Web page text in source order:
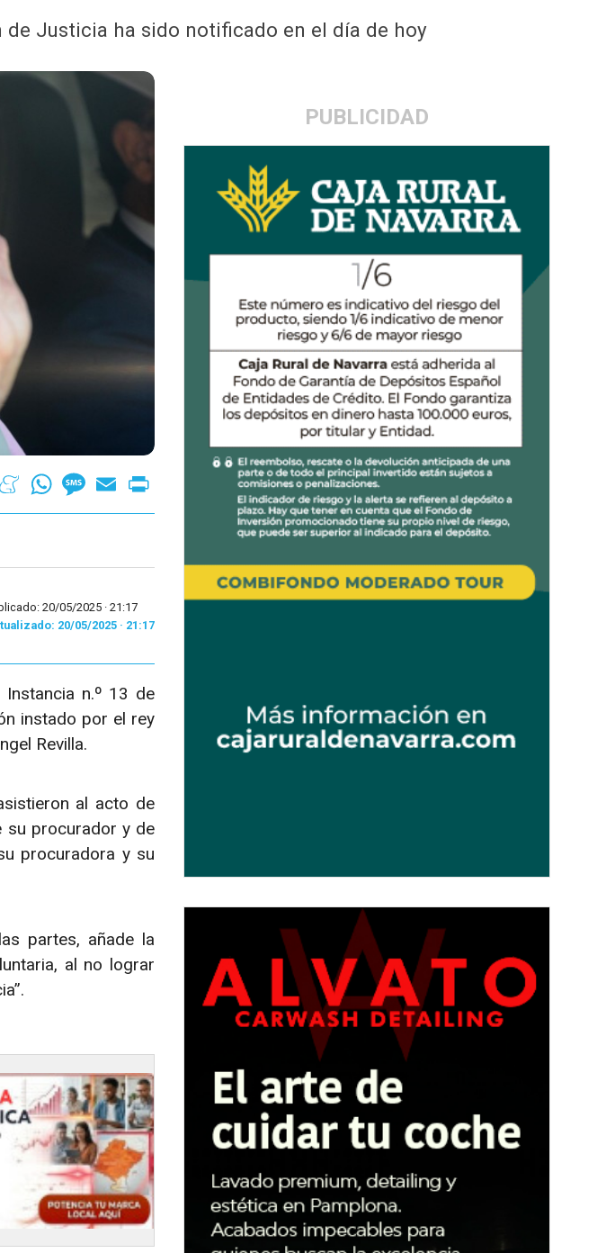
Justicia ha sido notificado en el día de hoy
PUBLICIDAD
LinkedInMeneameWhatsAppMessage
Email
20/05/2025 ·21:17
20/05/2025 · 21:17
n.º 13 de
instado por el rey
Revilla.
al acto de
su procurador y de
procuradora y su
partes, añade la
al no lograr